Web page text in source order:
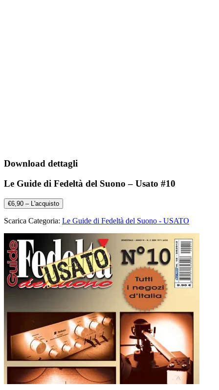
Download dettagli
Le Guide di Fedeltà del Suono – Usato #10
€6,90 – L'acquisto
Scarica Categoria: Le Guide di Fedeltà del Suono - USATO